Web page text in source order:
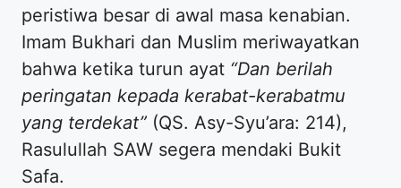
peristiwa besar di awal masa kenabian.
Imam Bukhari dan Muslim meriwayatkan
bahwa ketika turun ayat “Dan berilah
peringatan kepada kerabat-kerabatmu
yang terdekat” (QS. Asy-Syu’ara: 214),
Rasulullah SAW segera mendaki Bukit
Safa.